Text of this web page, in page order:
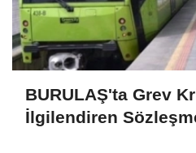
BURULAŞ'ta Grev
İlgilendiren